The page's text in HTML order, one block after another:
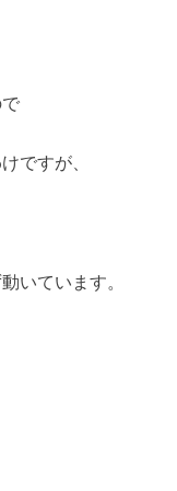
ですが、
いています。